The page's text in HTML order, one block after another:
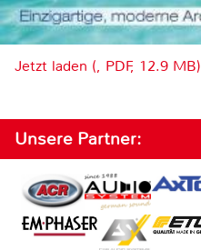
Jetzt laden (, PDF, 12.9 MB)
Unsere Partner: